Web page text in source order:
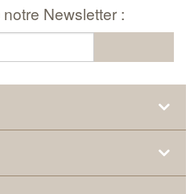
Newsletter :